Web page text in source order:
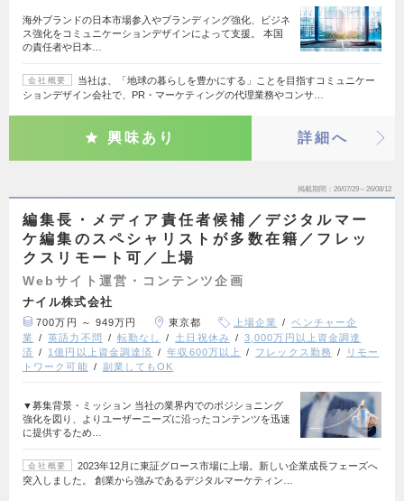
海外ブランドの日本市場参入やブランディング強化、ビジネ
ス強化をコミュニケーションデザインによって支援。 本国
の責任者や日本…
会社概要
当社は、「地球の暮らしを豊かにする」ことを目指すコミュニケー
ションデザイン会社で、PR・マーケティングの代理業務やコンサ…
興味あり 詳細へ
掲載期間 26/07/29～26/08/12
編集長・メディア責任者候補／デジタルマー
ケ編集のスペシャリストが多数在籍／フレッ
クスリモート可／上場
Webサイト運営・コンテンツ企画
ナイル株式会社
700万円 ～ 949万円 東京都 上場企業
ベンチャー企
業
英語力不問 転勤なし 土日祝休み
3,000万円以上資金調達
済
1億円以上資金調達済 年収600万以上 フレックス勤務
リモー
トワーク可能
副業してもOK
▼募集背景・ミッション 当社の業界内でのポジショニング
強化を図り、よりユーザーニーズに沿ったコンテンツを迅速
に提供するため…
会社概要
2023年12月に東証グロース市場に上場。新しい企業成長フェーズへ
突入しました。 創業から強みであるデジタルマーケティン…